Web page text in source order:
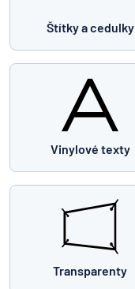
Štítky a cedulky
Vinylové texty
Transparenty